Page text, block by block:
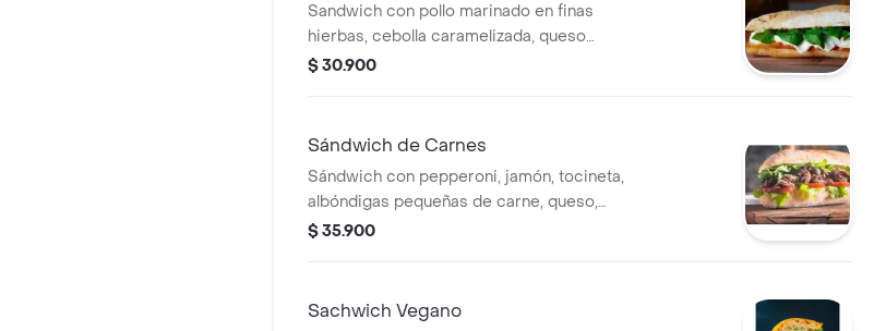
Sandwich con pollo marinado en finas
hierbas, cebolla caramelizada, queso
mozzarella, rugula, tomate y mostaza miel.
$ 30.900
Sándwich de Carnes
Sándwich con pepperoni, jamón, tocineta,
albóndigas pequeñas de carne, queso,
rúgula, tomate, mayonesa y salsa de
$ 35.900
Sachwich Vegano